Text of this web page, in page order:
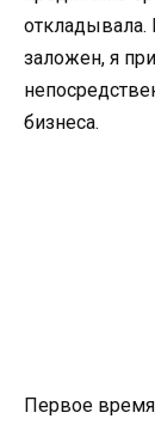
откладывала.
заложен, я
бизнеса.
Первое